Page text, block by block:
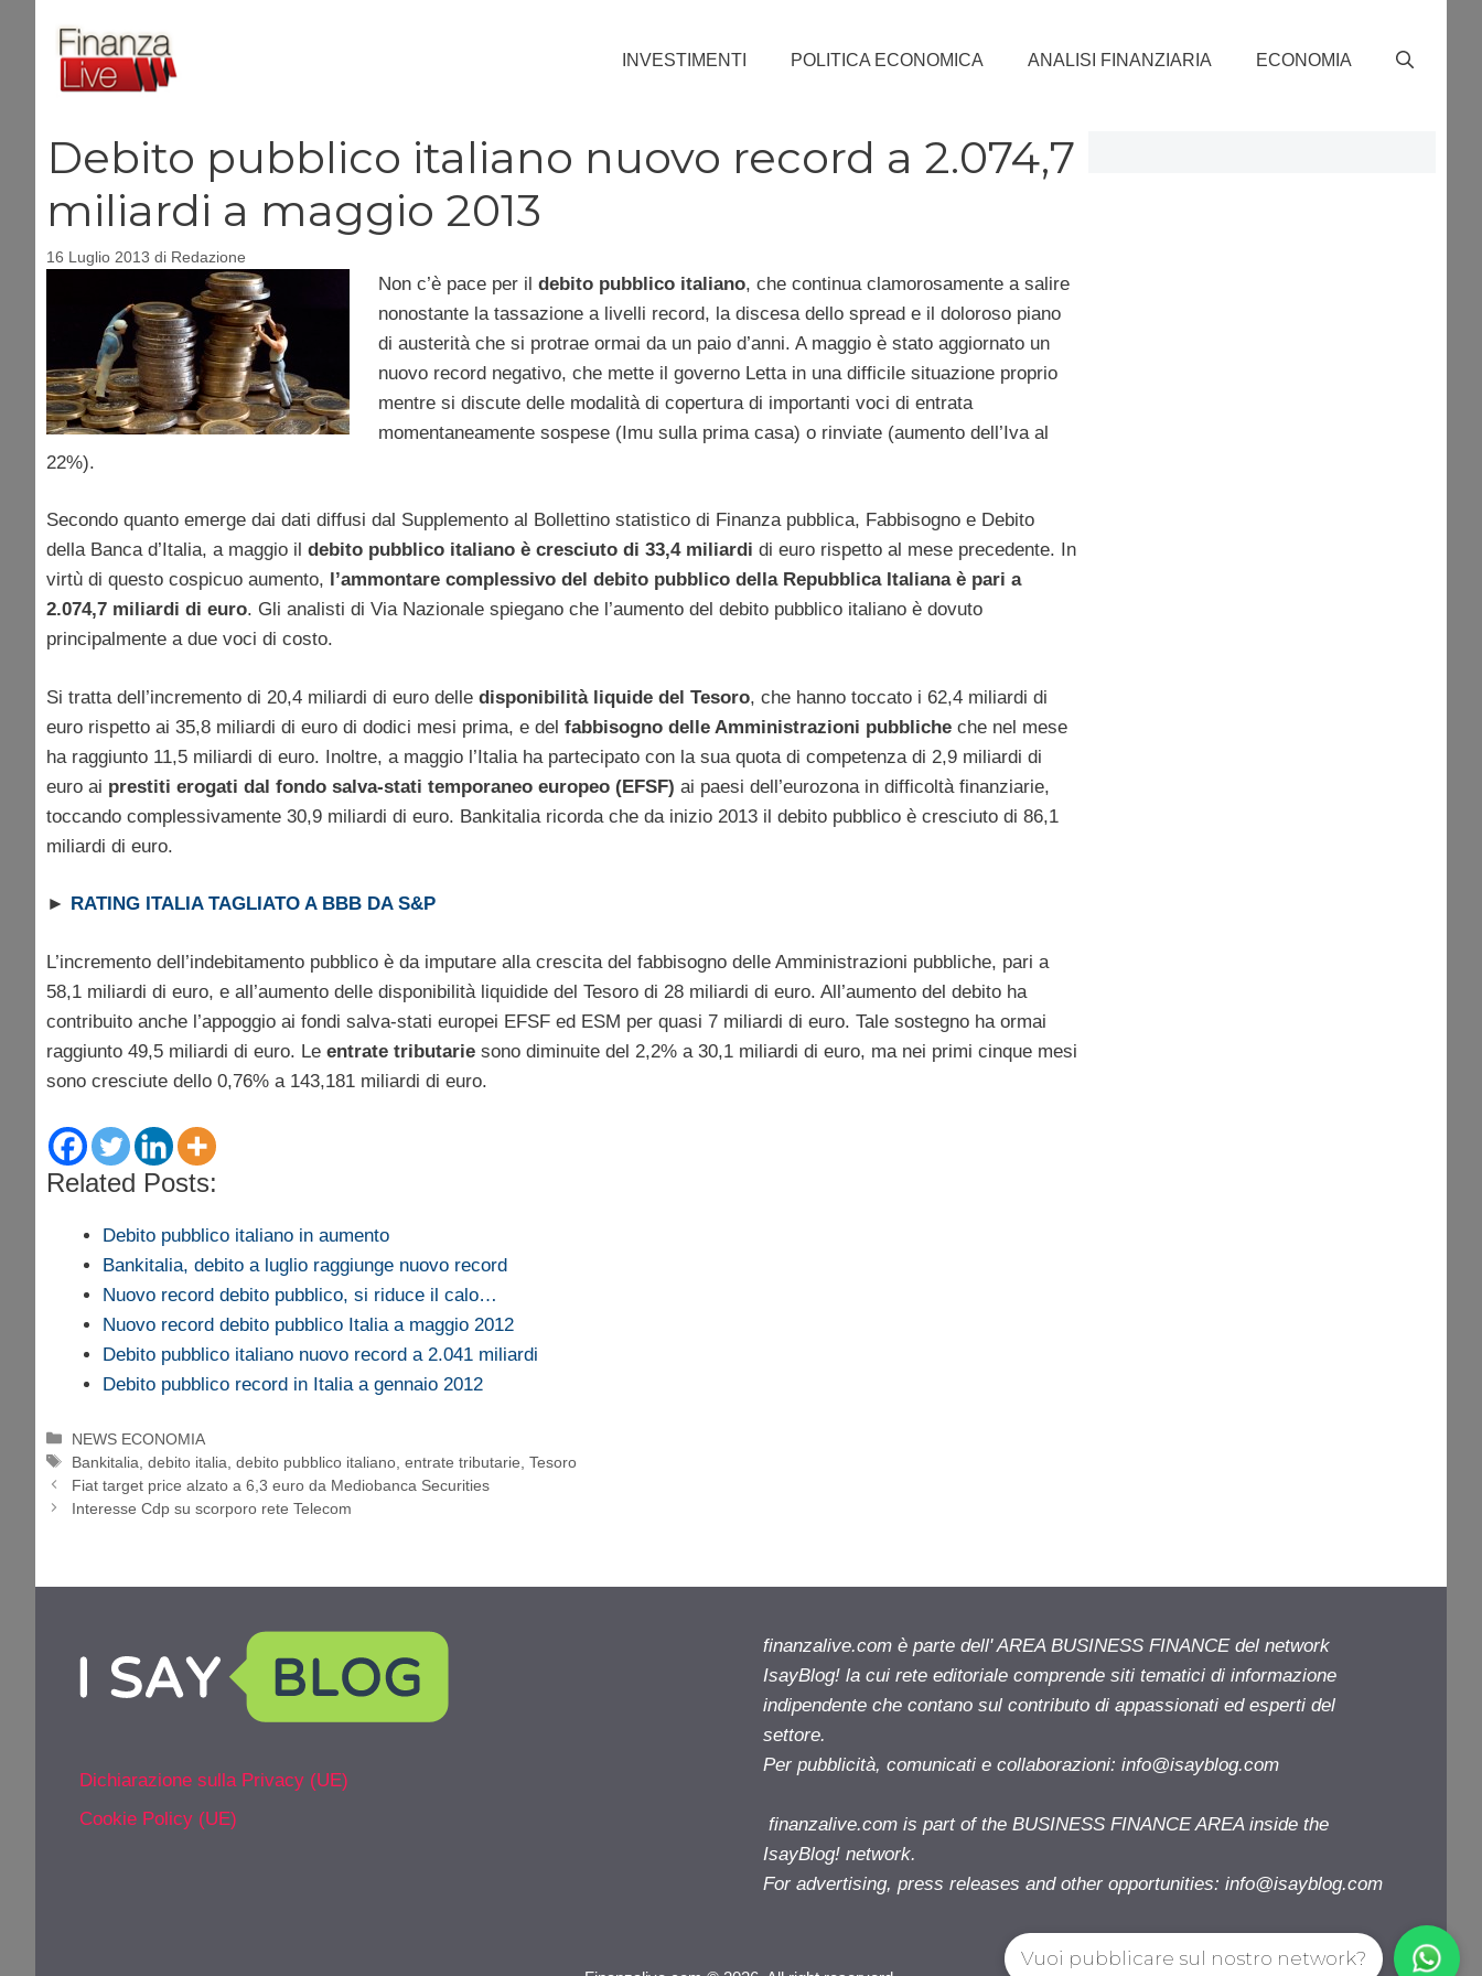
contenuto
INVESTIMENTI POLITICA ECONOMICA ANALISI FINANZIARIA ECONOMIA
Debito pubblico italiano nuovo record a 2.074,7
miliardi a maggio 2013
16 Luglio 2013 di Redazione
Non c’è pace per il debito pubblico italiano, che continua clamorosamente a salire
nonostante la tassazione a livelli record, la discesa dello spread e il doloroso piano
di austerità che si protrae ormai da un paio d’anni. A maggio è stato aggiornato un
nuovo record negativo, che mette il governo Letta in una difficile situazione proprio
mentre si discute delle modalità di copertura di importanti voci di entrata
momentaneamente sospese (Imu sulla prima casa) o rinviate (aumento dell’Iva al
22%).
Secondo quanto emerge dai dati diffusi dal Supplemento al Bollettino statistico di Finanza pubblica, Fabbisogno e Debito
della Banca d’Italia, a maggio il debito pubblico italiano è cresciuto di 33,4 miliardi di euro rispetto al mese precedente. In
virtù di questo cospicuo aumento,
l’ammontare complessivo del debito pubblico della Repubblica Italiana è pari a
2.074,7 miliardi di euro. Gli analisti di Via Nazionale spiegano che l’aumento del debito pubblico italiano è dovuto
principalmente a due voci di costo.
Si tratta dell’incremento di 20,4 miliardi di euro delle disponibilità liquide del Tesoro, che hanno toccato i 62,4 miliardi di
euro rispetto ai 35,8 miliardi di euro di dodici mesi prima, e del fabbisogno delle Amministrazioni pubbliche che nel mese
ha raggiunto 11,5 miliardi di euro. Inoltre, a maggio l’Italia ha partecipato con la sua quota di competenza di 2,9 miliardi di
euro ai prestiti erogati dal fondo salva-stati temporaneo europeo (EFSF) ai paesi dell’eurozona in difficoltà finanziarie,
toccando complessivamente 30,9 miliardi di euro. Bankitalia ricorda che da inizio 2013 il debito pubblico è cresciuto di 86,1
miliardi di euro.
► RATING ITALIA TAGLIATO A BBB DA S&P
L’incremento dell’indebitamento pubblico è da imputare alla crescita del fabbisogno delle Amministrazioni pubbliche, pari a
58,1 miliardi di euro, e all’aumento delle disponibilità liquidide del Tesoro di 28 miliardi di euro. All’aumento del debito ha
contribuito anche l’appoggio ai fondi salva-stati europei EFSF ed ESM per quasi 7 miliardi di euro. Tale sostegno ha ormai
raggiunto 49,5 miliardi di euro. Le entrate tributarie sono diminuite del 2,2% a 30,1 miliardi di euro, ma nei primi cinque mesi
sono cresciute dello 0,76% a 143,181 miliardi di euro.
Related Posts:
Debito pubblico italiano in aumento
Bankitalia, debito a luglio raggiunge nuovo record
Nuovo record debito pubblico, si riduce il calo…
Nuovo record debito pubblico Italia a maggio 2012
Debito pubblico italiano nuovo record a 2.041 miliardi
Debito pubblico record in Italia a gennaio 2012
Categorie
NEWS ECONOMIA
Tag
Bankitalia ,debito italia ,debito pubblico italiano ,entrate tributarie ,Tesoro
Fiat target price alzato a 6,3 euro da Mediobanca Securities
Interesse Cdp su scorporo rete Telecom
Dichiarazione sulla Privacy (UE)
Cookie Policy (UE)
finanzalive.com è parte dell' AREA BUSINESS FINANCE del network
IsayBlog! la cui rete editoriale comprende siti tematici di informazione
indipendente che contano sul contributo di appassionati ed esperti del
settore.
Per pubblicità, comunicati e collaborazioni: info@isayblog.com
finanzalive.com is part of the BUSINESS FINANCE AREA inside the
IsayBlog! network.
For advertising, press releases and other opportunities: info@isayblog.com
Vuoi pubblicare sul nostro network?